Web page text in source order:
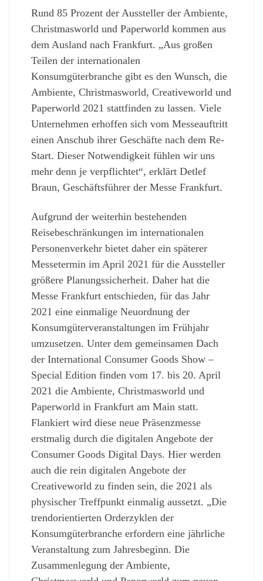
Rund 85 Prozent der Aussteller der Ambiente,
Christmasworld und Paperworld kommen aus
dem Ausland nach Frankfurt. „Aus großen
Teilen der internationalen
Konsumgüterbranche gibt es den Wunsch, die
Ambiente, Christmasworld, Creativeworld und
Paperworld 2021 stattfinden zu lassen. Viele
Unternehmen erhoffen sich vom Messeauftritt
einen Anschub ihrer Geschäfte nach dem Re-
Start. Dieser Notwendigkeit fühlen wir uns
mehr denn je verpflichtet“, erklärt Detlef
Braun, Geschäftsführer der Messe Frankfurt.
Aufgrund der weiterhin bestehenden
Reisebeschränkungen im internationalen
Personenverkehr bietet daher ein späterer
Messetermin im April 2021 für die Aussteller
größere Planungssicherheit. Daher hat die
Messe Frankfurt entschieden, für das Jahr
2021 eine einmalige Neuordnung der
Konsumgüterveranstaltungen im Frühjahr
umzusetzen. Unter dem gemeinsamen Dach
der International Consumer Goods Show –
Special Edition finden vom 17. bis 20. April
2021 die Ambiente, Christmasworld und
Paperworld in Frankfurt am Main statt.
Flankiert wird diese neue Präsenzmesse
erstmalig durch die digitalen Angebote der
Consumer Goods Digital Days. Hier werden
auch die rein digitalen Angebote der
Creativeworld zu finden sein, die 2021 als
physischer Treffpunkt einmalig aussetzt. „Die
trendorientierten Orderzyklen der
Konsumgüterbranche erfordern eine jährliche
Veranstaltung zum Jahresbeginn. Die
Zusammenlegung der Ambiente,